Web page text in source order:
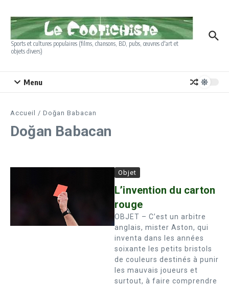
Sports et cultures populaires (films, chansons, BD, pubs, œuvres d'art et
objets divers)
Menu
Accueil / Doğan Babacan
Doğan Babacan
Objet
L’invention du carton
rouge
OBJET – C’est un arbitre
anglais, mister Aston, qui
inventa dans les années
soixante les petits bristols
de couleurs destinés à punir
les mauvais joueurs et
surtout, à faire comprendre